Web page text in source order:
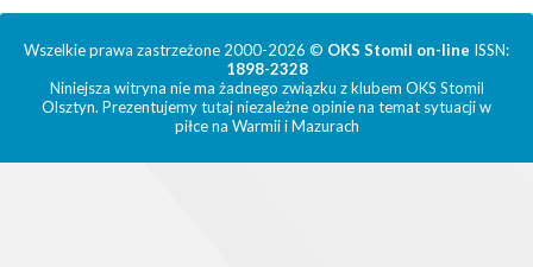
Wszelkie prawa zastrzeżone 2000-2026 © OKS Stomil on-line ISSN:
1898-2328
Niniejsza witryna nie ma żadnego związku z klubem OKS Stomil
Olsztyn. Prezentujemy tutaj niezależne opinie na temat sytuacji w
piłce na Warmii i Mazurach